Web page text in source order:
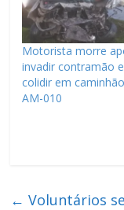
Motorista morre
invadir contramão e
colidir em
AM-010
← Voluntários